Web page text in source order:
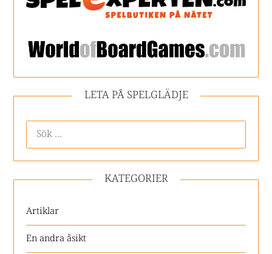
LETA PÅ SPELGLÄDJE
KATEGORIER
Artiklar
En andra åsikt